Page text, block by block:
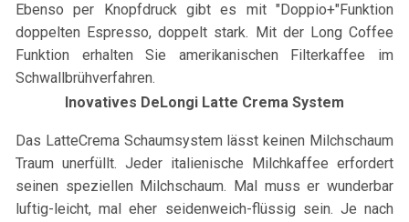
Ebenso per Knopfdruck gibt es mit "Doppio+"Funktion
doppelten Espresso, doppelt stark. Mit der Long Coffee
Funktion erhalten Sie amerikanischen Filterkaffee im
Schwallbrühverfahren.
Inovatives DeLongi Latte Crema System
Das LatteCrema Schaumsystem lässt keinen Milchschaum
Traum unerfüllt. Jeder ital­ienis­che Milchkaf­fee erfordert
seinen speziellen Milch­schaum. Mal muss er wun­der­bar
luftig-leicht, mal eher seidenweich-flüssig sein. Je nach